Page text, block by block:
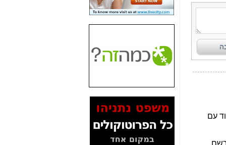
האם השר איוב קרא
היה צריך בכלל לחתום
על האישור, שנתן
האם ביבי וקרא קבלו
בכלל תמורה עבור
ההטבות הרגולטוריות
המסמכים בנושא בזק-
Yes (תיק 4000)
מוכיחים "תפירת תיק"
לאיש הלא נכון! -כאן
עובדות ומסמכים